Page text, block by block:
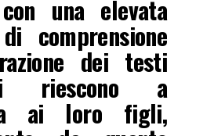
una elevata
comprensione
dei testi
riescono a
ai loro figli,